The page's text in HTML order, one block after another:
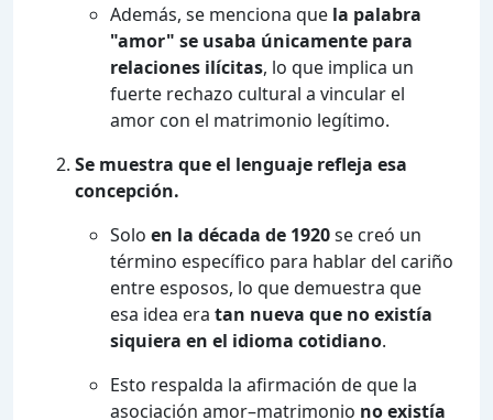
Además, se menciona que la palabra
"amor" se usaba únicamente para
relaciones ilícitas, lo que implica un
fuerte rechazo cultural a vincular el
amor con el matrimonio legítimo.
Se muestra que el lenguaje refleja esa
concepción.
Solo en la década de 1920se creó un
término específico para hablar del cariño
entre esposos, lo que demuestra que
esa idea era tan nueva que no existía
siquiera en el idioma cotidiano.
Esto respalda la afirmación de que la
asociación amor–matrimonio no existía